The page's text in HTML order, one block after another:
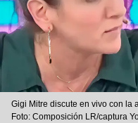
Gigi Mitre discute en vivo con la
Foto: Composición LR/captura